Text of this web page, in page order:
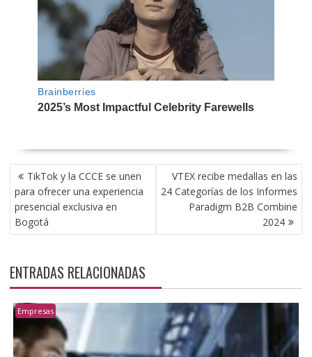
NAVEGACIÓN
DE
ENTRADAS
TikTok y la CCCE se unen
para ofrecer una experiencia
presencial exclusiva en
Bogotá
VTEX recibe medallas en las
24 Categorías de los Informes
Paradigm B2B Combine
2024
ENTRADAS RELACIONADAS
Empresas